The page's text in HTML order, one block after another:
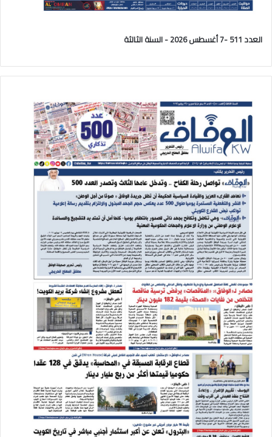
العدد 511 -7 أغسطس 2026 - السنة الثالثة